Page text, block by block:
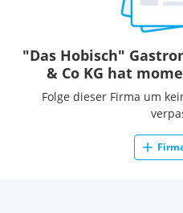
"Das Hobisch"
& Co KG hat
Folge dieser Firma um